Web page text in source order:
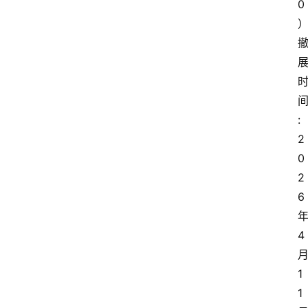
0
）
撤
展
时
间
:
2
0
2
6
年
4
月
1
1